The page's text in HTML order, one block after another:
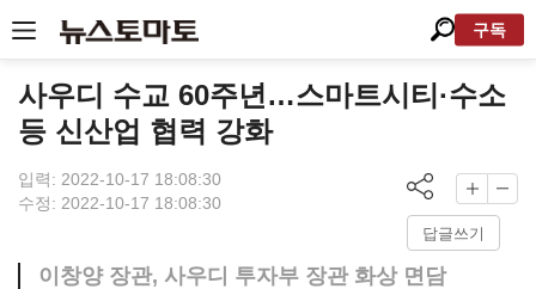
구독
사우디 수교 60주년…스마트시티·수소
등 신산업 협력 강화
입력: 2022-10-17 18:08:30
수정: 2022-10-17 18:08:30
답글쓰기
이창양 장관, 사우디 투자부 장관 화상 면담